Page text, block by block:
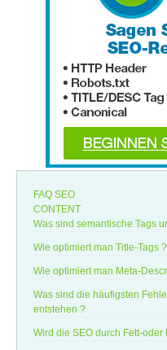
FAQ SEO
CONTENT
Was sind semantische Tags
Wie optimiert man Title-Tags ?
Wie optimiert man Meta-
Was sind die häufigsten
entstehen ?
Wird die SEO durch Fett-